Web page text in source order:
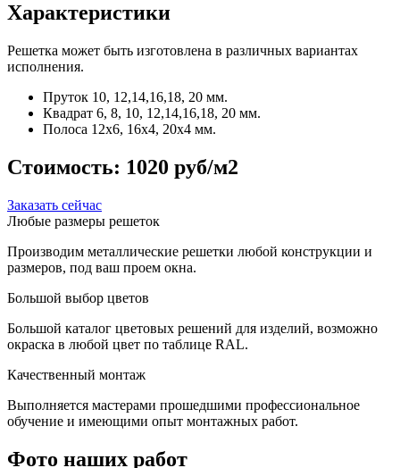
Характеристики
Решетка может быть изготовлена в различных вариантах
исполнения.
Пруток 10, 12,14,16,18, 20 мм.
Квадрат 6, 8, 10, 12,14,16,18, 20 мм.
Полоса 12x6, 16x4, 20x4 мм.
Стоимость: 1020 руб/м2
Заказать сейчас
Любые размеры решеток
Производим металлические решетки любой конструкции и
размеров, под ваш проем окна.
Большой выбор цветов
Большой каталог цветовых решений для изделий, возможно
окраска в любой цвет по таблице RAL.
Качественный монтаж
Выполняется мастерами прошедшими профессиональное
обучение и имеющими опыт монтажных работ.
Фото наших работ